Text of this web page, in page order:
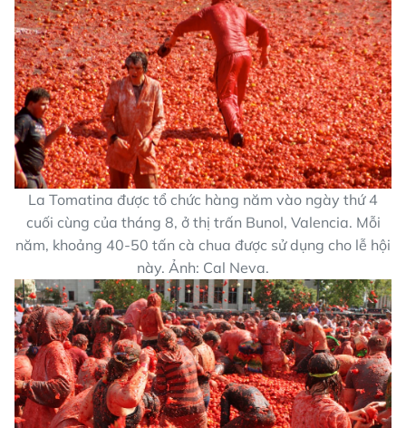
La Tomatina được tổ chức hàng năm vào ngày thứ 4
cuối cùng của tháng 8, ở thị trấn Bunol, Valencia. Mỗi
năm, khoảng 40-50 tấn cà chua được sử dụng cho lễ hội
này. Ảnh: Cal Neva.